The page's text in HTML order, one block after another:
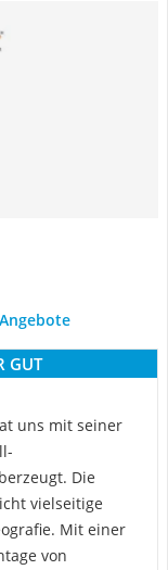
GUT
uns mit seiner
Die
vielseitige
Mit einer
von